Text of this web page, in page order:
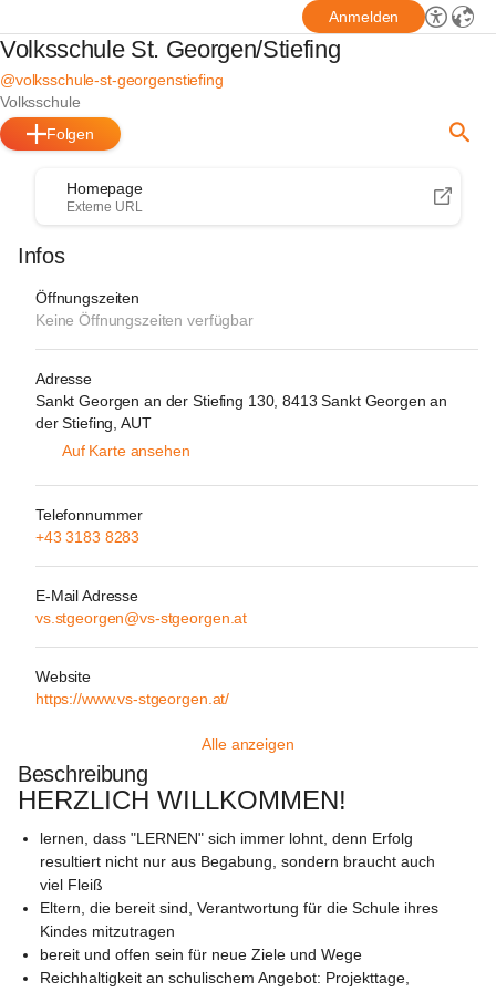
Anmelden
Volksschule St. Georgen/Stiefing
@volksschule-st-georgenstiefing
Volksschule
Folgen
Homepage
Externe URL
Infos
Öffnungszeiten
Keine Öffnungszeiten verfügbar
Adresse
Sankt Georgen an der Stiefing 130, 8413 Sankt Georgen an
der Stiefing, AUT
Auf Karte ansehen
Telefonnummer
+43 3183 8283
E-Mail Adresse
vs.stgeorgen@vs-stgeorgen.at
Website
https://www.vs-stgeorgen.at/
Alle anzeigen
Beschreibung
HERZLICH WILLKOMMEN!
lernen, dass "LERNEN" sich immer lohnt, denn Erfolg
resultiert nicht nur aus Begabung, sondern braucht auch
viel Fleiß
Eltern, die bereit sind, Verantwortung für die Schule ihres
Kindes mitzutragen
bereit und offen sein für neue Ziele und Wege
Reichhaltigkeit an schulischem Angebot: Projekttage,